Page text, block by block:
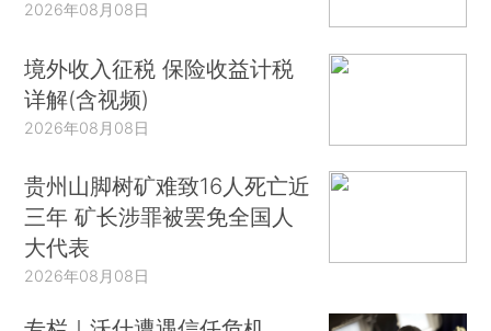
2026年08月08日
境外收入征税 保险收益计税
详解(含视频)
2026年08月08日
贵州山脚树矿难致16人死亡近
三年 矿长涉罪被罢免全国人
大代表
2026年08月08日